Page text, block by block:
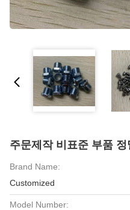
주문제작 비표준 부품
Brand Name:
Customized
Model Number: